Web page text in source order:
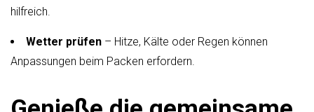
hilfreich.
Wetter prüfen – Hitze, Kälte oder Regen können
Anpassungen beim Packen erfordern.